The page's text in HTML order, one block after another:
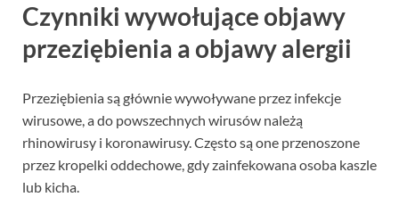
Czynniki wywołujące objawy
przeziębienia a objawy alergii
Przeziębienia są głównie wywoływane przez infekcje
wirusowe, a do powszechnych wirusów należą
rhinowirusy i koronawirusy. Często są one przenoszone
przez kropelki oddechowe, gdy zainfekowana osoba kaszle
lub kicha.